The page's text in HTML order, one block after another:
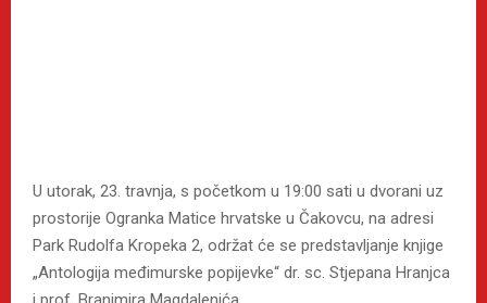
U utorak, 23. travnja, s početkom u 19:00 sati u dvorani uz
prostorije Ogranka Matice hrvatske u Čakovcu, na adresi
Park Rudolfa Kropeka 2, održat će se predstavljanje knjige
„Antologija međimurske popijevke“ dr. sc. Stjepana Hranjca